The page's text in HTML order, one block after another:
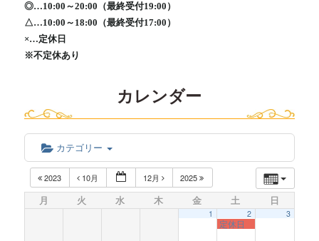
◎…10:00～20:00（最終受付19:00）
△…10:00～18:00（最終受付17:00）
×…定休日
※不定休あり
カレンダー
カテゴリー
2023 10月 12月 2025
月 火 水 木 金 土 日
1 2
定休日
3